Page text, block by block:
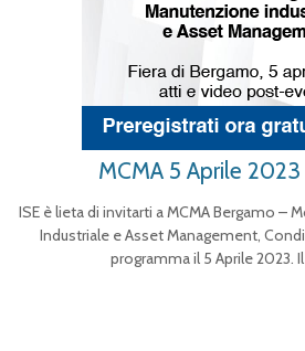
MCMA 5 Aprile
ISE è lieta di invitarti a MCMA Bergamo –
Industriale e Asset Management,
programma il 5 Aprile 2023.